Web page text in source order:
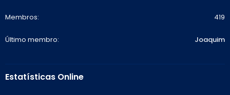
Membros 419
Último membro Joaquim
Estatísticas Online